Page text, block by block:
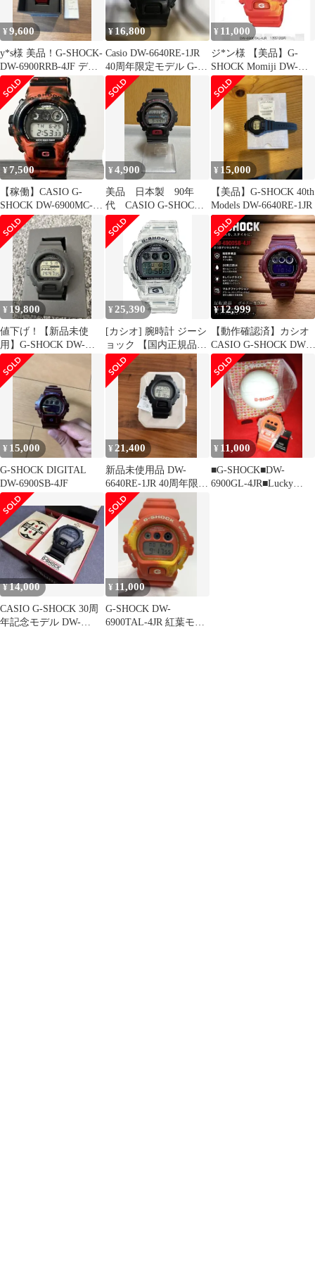
¥9,600
y*s様 美品！G-SHOCK-
DW-6900RRB-4JF デジ
タル腕時計
¥ 16,800
Casio DW-6640RE-1JR
40周年限定モデル G-
SHOCK
¥ 11,000
ジ*ン様 【美品】G-
SHOCK Momiji DW-
6900TAL-4JR 稼
¥7,500
【稼働】CASIO G-
SHOCK DW-6900MC-
4JF
¥4,900
美品 日本製 90年
代 CASIO G-SHOCK
DW-6900BD-4T
¥ 15,000
【美品】G-SHOCK 40th
Models DW-6640RE-1JR
¥ 19,800
値下げ！【新品未使
用】G-SHOCK DW-
6640RE-1JR 40周年モデ
ル
¥ 25,390
[カシオ] 腕時計 ジーシ
ョック 【国内正規品】
DW-6940RX-7JR クリア
¥12,999
【動作確認済】カシオ
CASIO G-SHOCK DW-
6900SB-4DR
¥ 15,000
G-SHOCK DIGITAL
DW-6900SB-4JF
¥ 21,400
新品未使用品 DW-
6640RE-1JR 40周年限定
モデル G-SHOCK
¥ 11,000
■G-SHOCK■DW-
6900GL-4JR■Lucky
¥14,000
CASIO G-SHOCK 30周
年記念モデル DW-
¥ 11,000
G-SHOCK DW-
6900TAL-4JR 紅葉モミ